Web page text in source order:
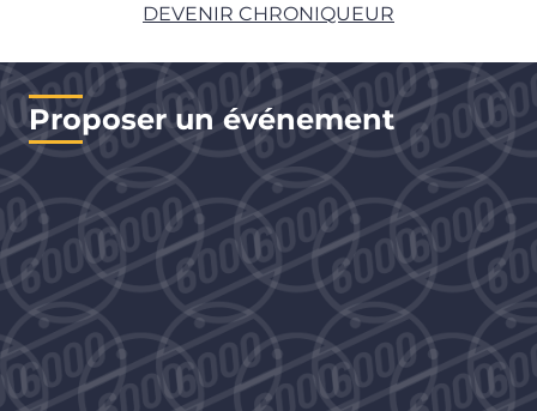
DEVENIR CHRONIQUEUR
Proposer un événement